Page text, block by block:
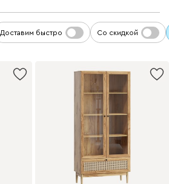
Доставим быстро Со скидкой